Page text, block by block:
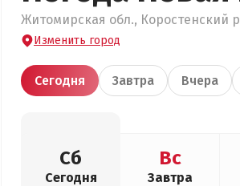
Житомирская обл., Коростенский
Изменить город
Сегодня Завтра Вчера
Сб
Сегодня
Вс
Завтра